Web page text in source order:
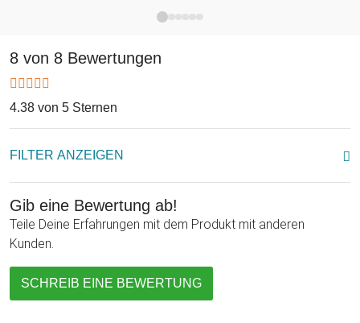
8 von 8 Bewertungen
4.38 von 5 Sternen
FILTER ANZEIGEN
Gib eine Bewertung ab!
Teile Deine Erfahrungen mit dem Produkt mit anderen
Kunden.
SCHREIB EINE BEWERTUNG